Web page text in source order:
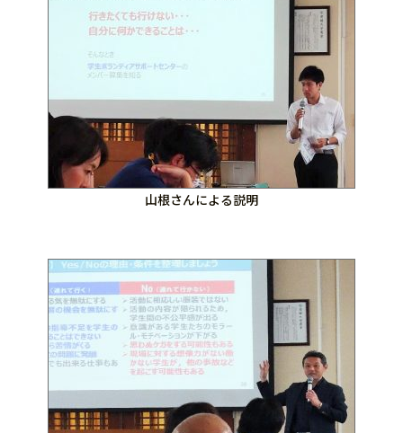
山根さんによる説明